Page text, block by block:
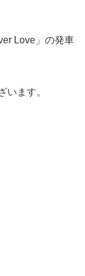
Love」の発車
います。